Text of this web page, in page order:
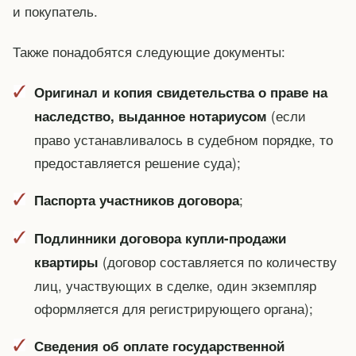
и покупатель.
Также понадобятся следующие документы:
Оригинал и копия свидетельства о праве на
наследство, выданное нотариусом (если
право устанавливалось в судебном порядке, то
предоставляется решение суда);
Паспорта участников договора;
Подлинники договора купли-продажи
квартиры (договор составляется по количеству
лиц, участвующих в сделке, один экземпляр
оформляется для регистрирующего органа);
Сведения об оплате государственной